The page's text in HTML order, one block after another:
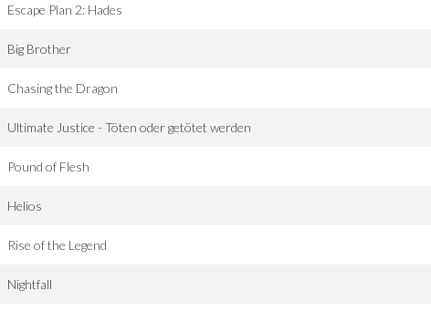
Escape Plan 2: Hades
Big Brother
Chasing the Dragon
Ultimate Justice - Töten oder getötet werden
Pound of Flesh
Helios
Rise of the Legend
Nightfall